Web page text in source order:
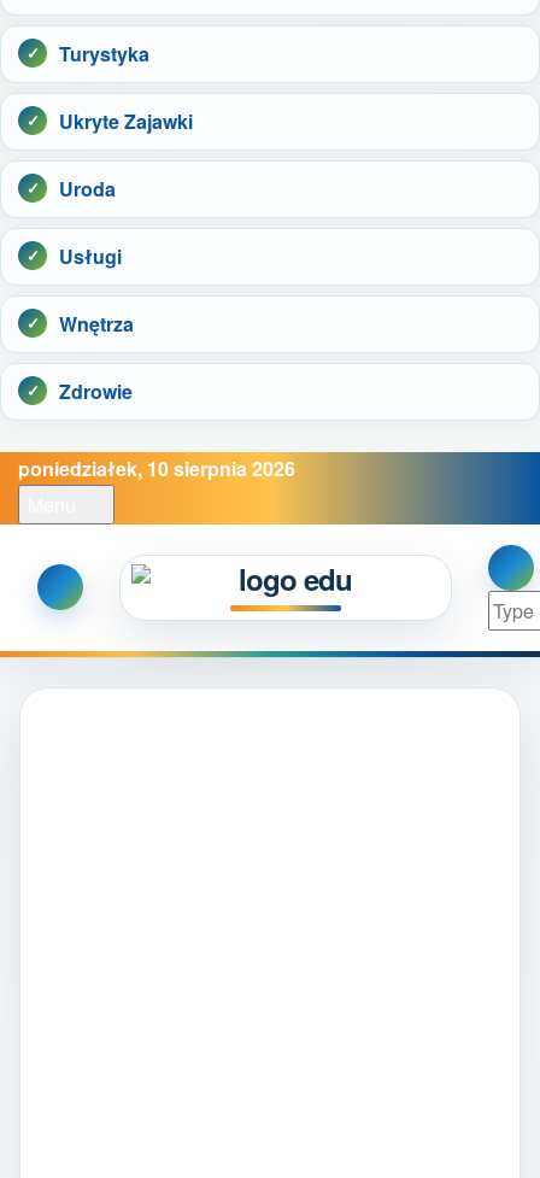
Turystyka
Ukryte Zajawki
Uroda
Usługi
Wnętrza
Zdrowie
poniedziałek, 10 sierpnia 2026